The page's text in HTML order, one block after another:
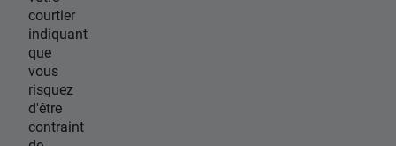
courtier
indiquant
que
vous
risquez
d'être
contraint